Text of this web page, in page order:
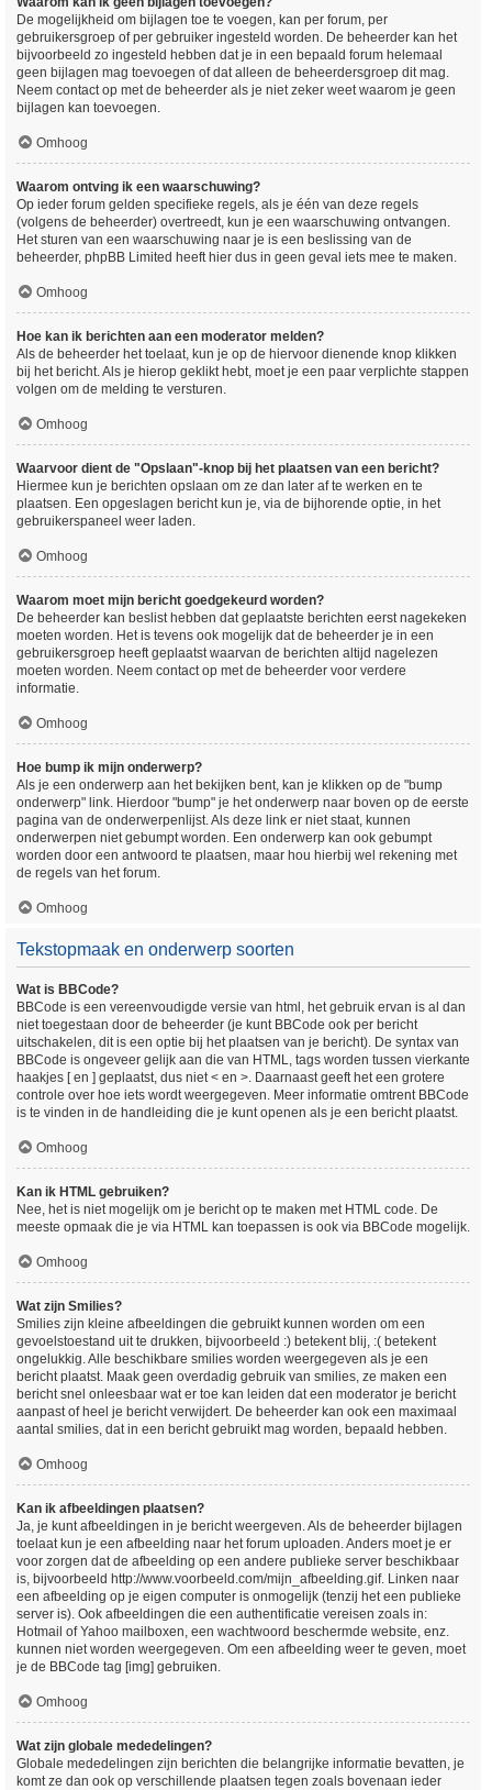
De mogelijkheid om bijlagen toe te voegen, kan per forum, per
gebruikersgroep of per gebruiker ingesteld worden. De beheerder kan het
bijvoorbeeld zo ingesteld hebben dat je in een bepaald forum helemaal
geen bijlagen mag toevoegen of dat alleen de beheerdersgroep dit mag.
Neem contact op met de beheerder als je niet zeker weet waarom je geen
bijlagen kan toevoegen.
Omhoog
Waarom ontving ik een waarschuwing?
Op ieder forum gelden specifieke regels, als je één van deze regels
(volgens de beheerder) overtreedt, kun je een waarschuwing ontvangen.
Het sturen van een waarschuwing naar je is een beslissing van de
beheerder, phpBB Limited heeft hier dus in geen geval iets mee te maken.
Omhoog
Hoe kan ik berichten aan een moderator melden?
Als de beheerder het toelaat, kun je op de hiervoor dienende knop klikken
bij het bericht. Als je hierop geklikt hebt, moet je een paar verplichte stappen
volgen om de melding te versturen.
Omhoog
Waarvoor dient de "Opslaan"-knop bij het plaatsen van een bericht?
Hiermee kun je berichten opslaan om ze dan later af te werken en te
plaatsen. Een opgeslagen bericht kun je, via de bijhorende optie, in het
gebruikerspaneel weer laden.
Omhoog
Waarom moet mijn bericht goedgekeurd worden?
De beheerder kan beslist hebben dat geplaatste berichten eerst nagekeken
moeten worden. Het is tevens ook mogelijk dat de beheerder je in een
gebruikersgroep heeft geplaatst waarvan de berichten altijd nagelezen
moeten worden. Neem contact op met de beheerder voor verdere
informatie.
Omhoog
Hoe bump ik mijn onderwerp?
Als je een onderwerp aan het bekijken bent, kan je klikken op de "bump
onderwerp" link. Hierdoor "bump" je het onderwerp naar boven op de eerste
pagina van de onderwerpenlijst. Als deze link er niet staat, kunnen
onderwerpen niet gebumpt worden. Een onderwerp kan ook gebumpt
worden door een antwoord te plaatsen, maar hou hierbij wel rekening met
de regels van het forum.
Omhoog
Tekstopmaak en onderwerp soorten
Wat is BBCode?
BBCode is een vereenvoudigde versie van html, het gebruik ervan is al dan
niet toegestaan door de beheerder (je kunt BBCode ook per bericht
uitschakelen, dit is een optie bij het plaatsen van je bericht). De syntax van
BBCode is ongeveer gelijk aan die van HTML, tags worden tussen vierkante
haakjes [ en ] geplaatst, dus niet < en >. Daarnaast geeft het een grotere
controle over hoe iets wordt weergegeven. Meer informatie omtrent BBCode
is te vinden in de handleiding die je kunt openen als je een bericht plaatst.
Omhoog
Kan ik HTML gebruiken?
Nee, het is niet mogelijk om je bericht op te maken met HTML code. De
meeste opmaak die je via HTML kan toepassen is ook via BBCode mogelijk.
Omhoog
Wat zijn Smilies?
Smilies zijn kleine afbeeldingen die gebruikt kunnen worden om een
gevoelstoestand uit te drukken, bijvoorbeeld :) betekent blij, :( betekent
ongelukkig. Alle beschikbare smilies worden weergegeven als je een
bericht plaatst. Maak geen overdadig gebruik van smilies, ze maken een
bericht snel onleesbaar wat er toe kan leiden dat een moderator je bericht
aanpast of heel je bericht verwijdert. De beheerder kan ook een maximaal
aantal smilies, dat in een bericht gebruikt mag worden, bepaald hebben.
Omhoog
Kan ik afbeeldingen plaatsen?
Ja, je kunt afbeeldingen in je bericht weergeven. Als de beheerder bijlagen
toelaat kun je een afbeelding naar het forum uploaden. Anders moet je er
voor zorgen dat de afbeelding op een andere publieke server beschikbaar
is, bijvoorbeeld http://www.voorbeeld.com/mijn_afbeelding.gif. Linken naar
een afbeelding op je eigen computer is onmogelijk (tenzij het een publieke
server is). Ook afbeeldingen die een authentificatie vereisen zoals in:
Hotmail of Yahoo mailboxen, een wachtwoord beschermde website, enz.
kunnen niet worden weergegeven. Om een afbeelding weer te geven, moet
je de BBCode tag [img] gebruiken.
Omhoog
Wat zijn globale mededelingen?
Globale mededelingen zijn berichten die belangrijke informatie bevatten, je
komt ze dan ook op verschillende plaatsen tegen zoals bovenaan ieder